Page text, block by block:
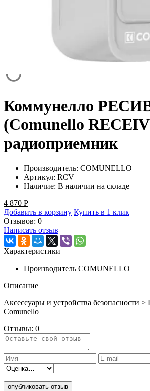
Коммунелло
(Comunello
радиоприемник
Производитель: COMUNELLO
Артикул: RCV
Наличие: В наличии на складе
4 870 Р
Добавить в корзину Купить в 1 клик
Отзывов: 0
Написать отзыв
Характеристики
Производитель COMUNELLO
Описание
Аксессуары и устройства безопасности
Comunello
Отзывы: 0
опубликовать отзыв